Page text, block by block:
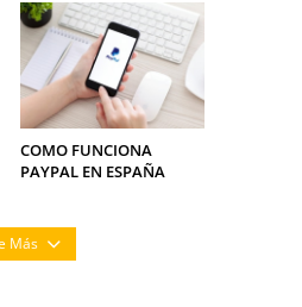
COMO FUNCIONA
PAYPAL EN ESPAÑA
Más